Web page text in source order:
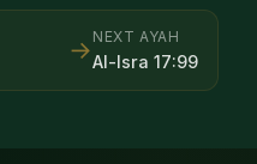
NEXT AYAH
Al-Isra 17:99
→